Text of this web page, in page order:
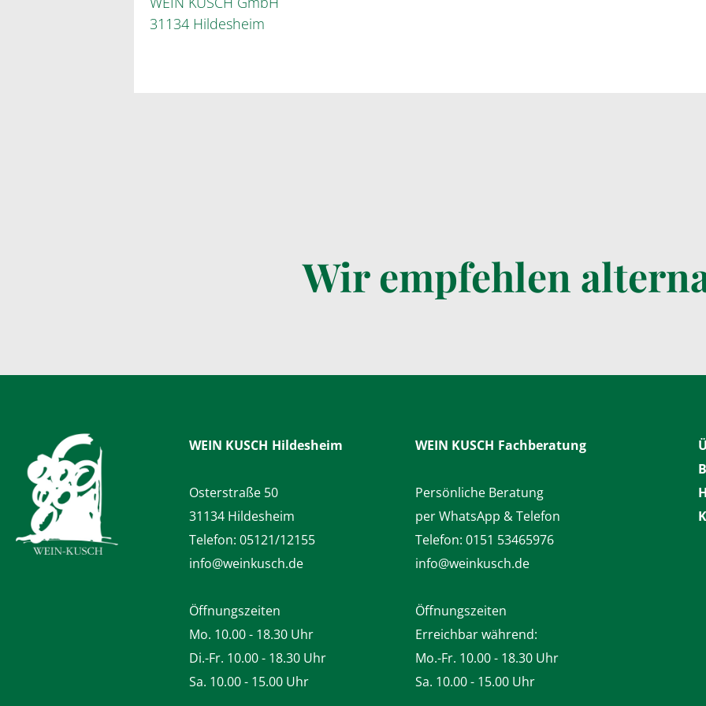
31134 Hildesheim
Wir empfehlen
WEIN KUSCH Hildesheim
Osterstraße 50
31134 Hildesheim
Telefon: 05121/12155
info@weinkusch.de
Öffnungszeiten
Mo. 10.00 - 18.30 Uhr
Di.-Fr. 10.00 - 18.30 Uhr
Sa. 10.00 - 15.00 Uhr
WEIN KUSCH Fachberatung
Persönliche Beratung
per WhatsApp & Telefon
Telefon: 0151 53465976
info@weinkusch.de
Öffnungszeiten
Erreichbar während:
Mo.-Fr. 10.00 - 18.30 Uhr
Sa. 10.00 - 15.00 Uhr